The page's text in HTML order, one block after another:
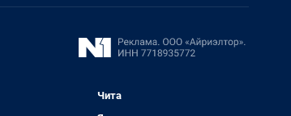
Чита